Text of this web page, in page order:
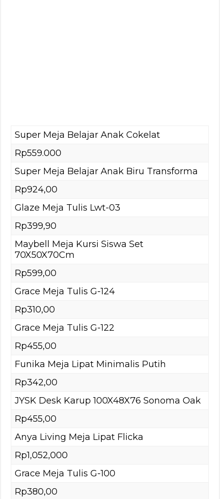
Super Meja Belajar Anak Cokelat
Rp559.000
Super Meja Belajar Anak Biru Transforma
Rp924,00
Glaze Meja Tulis Lwt-03
Rp399,90
Maybell Meja Kursi Siswa Set
70X50X70Cm
Rp599,00
Grace Meja Tulis G-124
Rp310,00
Grace Meja Tulis G-122
Rp455,00
Funika Meja Lipat Minimalis Putih
Rp342,00
JYSK Desk Karup 100X48X76 Sonoma Oak
Rp455,00
Anya Living Meja Lipat Flicka
Rp1,052,000
Grace Meja Tulis G-100
Rp380,00